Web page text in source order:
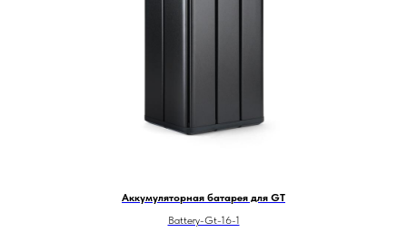
Аккумуляторная батарея для GT
Battery-Gt-16-1